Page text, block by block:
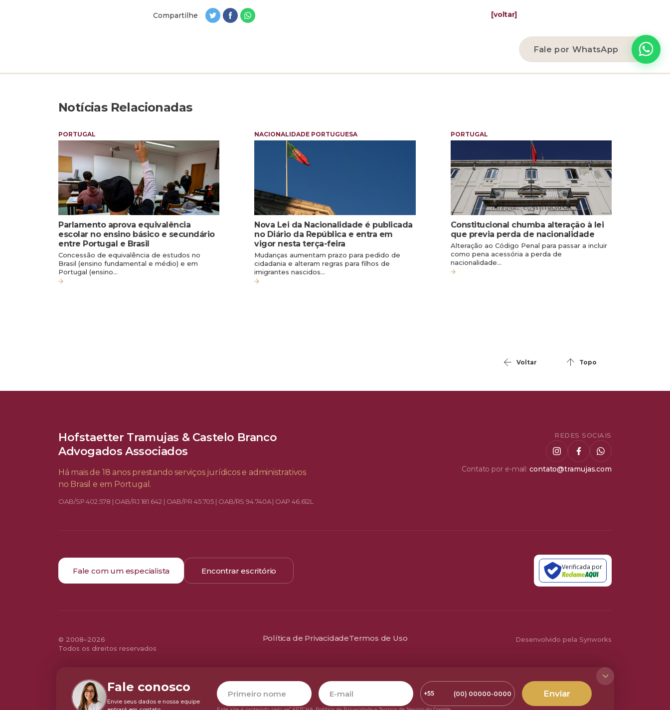
Fale por WhatsApp
Compartilhe [voltar]
Notícias Relacionadas
PORTUGAL
Parlamento aprova equivalência
escolar no ensino básico e secundário
entre Portugal e Brasil
Concessão de equivalência de estudos no
Brasil (ensino fundamental e médio) e em
Portugal (ensino…
NACIONALIDADE PORTUGUESA
Nova Lei da Nacionalidade é publicada
no Diário da República e entra em
vigor nesta terça-feira
Mudanças aumentam prazo para pedido de
cidadania e alteram regras para filhos de
imigrantes nascidos…
PORTUGAL
Constitucional chumba alteração à lei
que previa perda de nacionalidade
Alteração ao Código Penal para passar a incluir
como pena acessória a perda de
nacionalidade…
Voltar Topo
Hofstaetter Tramujas & Castelo Branco
Advogados Associados
Há mais de 18 anos prestando serviços jurídicos e administrativos
no Brasil e em Portugal.
OAB/SP 402.578 | OAB/RJ 181.642 | OAB/PR 45.705 | OAB/RS 94.740A | OAP 46.612L
REDES SOCIAIS
Contato por e-mail: contato@tramujas.com
Fale com um especialista Encontrar escritório Verificada por
© 2008–2026
Todos os direitos reservados
Política de PrivacidadeTermos de Uso Desenvolvido pela Synworks
Fale conosco
Envie seus dados e nossa equipe
Código
do
Enviar